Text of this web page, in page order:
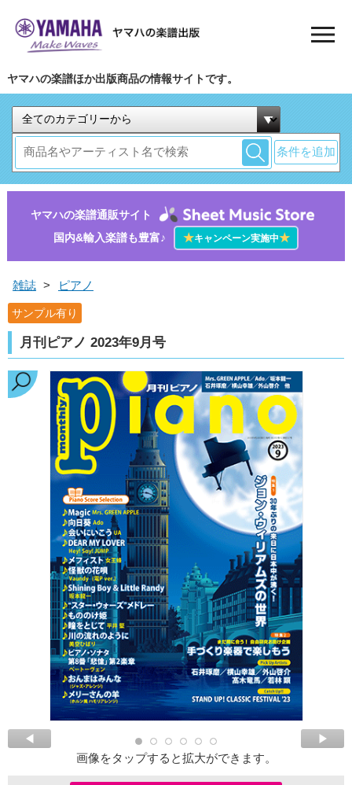
ヤマハの楽譜ほか出版商品の情報サイトです。
条件を追加
ヤマハの楽譜通販サイト
国内&輸入楽譜も豊富♪
★キャンペーン実施中★
雑誌 > ピアノ
サンプル有り
月刊ピアノ 2023年9月号
画像をタップすると拡大ができます。